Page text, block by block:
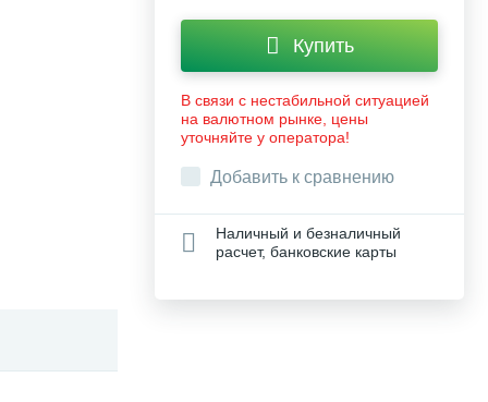
Купить
В связи с нестабильной ситуацией
на валютном рынке, цены
уточняйте у оператора!
Добавить к сравнению
Наличный и безналичный
расчет, банковские карты